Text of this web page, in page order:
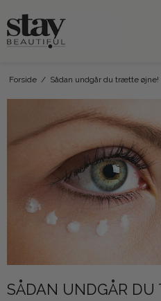
Forside / Sådan undgår du trætte øjne!
SÅDAN UNDGÅR